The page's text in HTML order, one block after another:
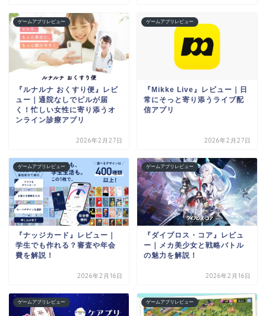
ゲームアプリレビュー
『ルナルナ おくすり便』レビ
ュー｜通院なしでピルが届
く！忙しい女性に寄り添うオ
ンライン診療アプリ
2026年2月27日
ゲームアプリレビュー
『Mikke Live』レビュー｜日
常にそっと寄り添うライブ配
信アプリ
2026年2月27日
ゲームアプリレビュー
『ナッジカード』レビュー｜
学生でも作れる？審査や年会
費を解説！
2026年2月16日
ゲームアプリレビュー
『ダイブロス・コア』レビュ
ー｜メカ美少女と戦略バトル
の魅力を解説！
2026年2月16日
ゲームアプリレビュー ゲームアプリレビュー